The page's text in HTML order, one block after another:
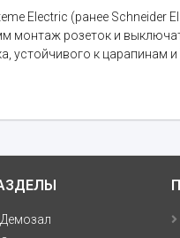
Electric (ранее Schneider
розеток и
устойчивого к царапинам
Демозал